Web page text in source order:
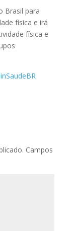
Brasil para
física e irá
física e
Campos